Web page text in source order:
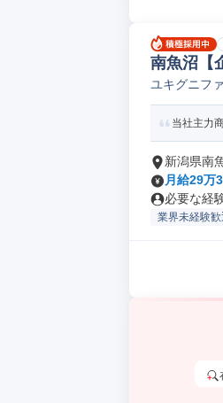
南魚沼【
品/飲料/
ユキグニフ
当社主力
新潟県南
月給29万
必要な経
業界未経験歓